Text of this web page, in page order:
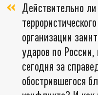
Действительно
организации
ударов по России,
сегодня за
обострившегося